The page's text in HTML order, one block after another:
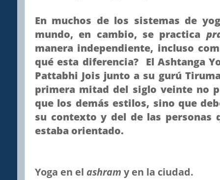
En muchos de los sistemas de
mundo, en cambio, se practica
manera independiente, incluso
qué esta diferencia? El Ashtanga
Pattabhi Jois junto a su gurú
primera mitad del siglo veinte no
que los demás estilos, sino que
su contexto y del de las personas
estaba orientado.
Yoga en el ashram y en la ciudad.